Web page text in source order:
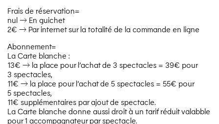
Frais de réservation=
nul → En guichet
2€ → Par internet sur la totalité de la commande en ligne
Abonnement=
La Carte blanche :
13€ → la place pour l’achat de 3 spectacles = 39€ pour
3 spectacles,
11€ → la place pour l’achat de 5 spectacles = 55€ pour
5 spectacles,
11€ supplémentaires par ajout de spectacle.
La Carte blanche donne aussi droit à un tarif réduit valabble
pour 1 accompagnateur par spectacle.